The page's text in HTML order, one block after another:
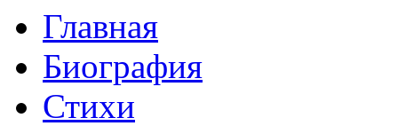
Главная
Биография
Стихи